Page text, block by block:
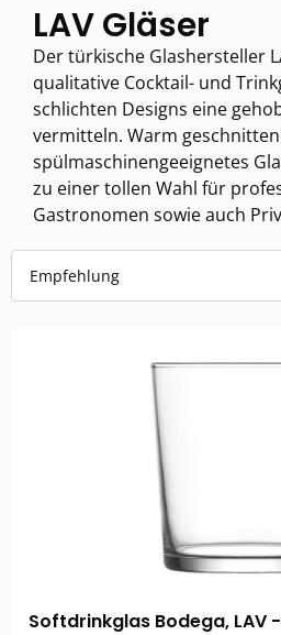
LAV Gläser
Der türkische Glashersteller
qualitative Cocktail- und
schlichten Designs eine
vermitteln. Warm
spülmaschinengeeignetes
zu einer tollen Wahl für
Gastronomen sowie auch
Softdrinkglas Bodega, LAV